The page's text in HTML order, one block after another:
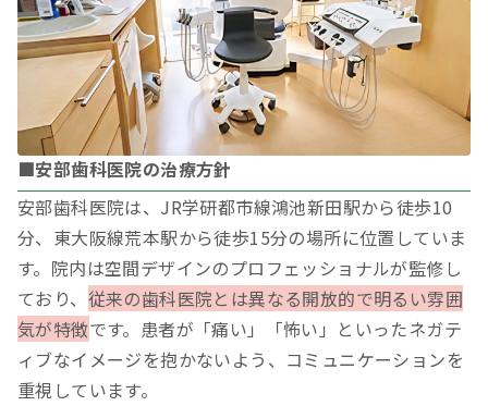
■安部歯科医院の治療方針
安部歯科医院は、JR学研都市線鴻池新田駅から徒歩10
分、東大阪線荒本駅から徒歩15分の場所に位置していま
す。院内は空間デザインのプロフェッショナルが監修し
ており、 従来の歯科医院とは異なる開放的で明るい雰囲
気が特徴です。患者が「痛い」「怖い」といったネガテ
ィブなイメージを抱かないよう、コミュニケーションを
重視しています。